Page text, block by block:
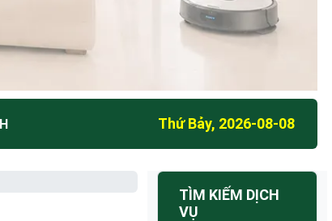
Thứ Bảy, 2026-08-08
TÌM KIẾM DỊCH
VỤ